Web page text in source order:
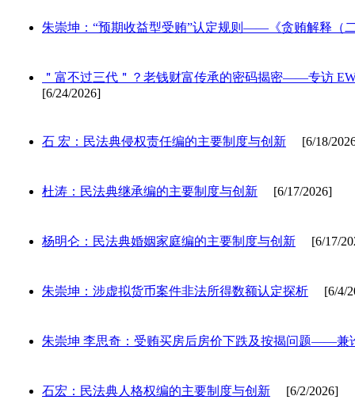
朱崇坤：“预期收益型受贿”认定规则——《贪贿解释（
＂富不过三代＂？老钱财富传承的密码揭密——专访
[6/24/2026]
石 宏：民法典侵权责任编的主要制度与创新 [6/18/
杜涛：民法典继承编的主要制度与创新 [6/17/2026]
杨明仑：民法典婚姻家庭编的主要制度与创新 [6/17/
朱崇坤：涉虚拟货币案件非法所得数额认定探析 [6/4/
朱崇坤 李思奇：受贿买房后房价下跌及按揭问题——兼
石宏：民法典人格权编的主要制度与创新 [6/2/2026]